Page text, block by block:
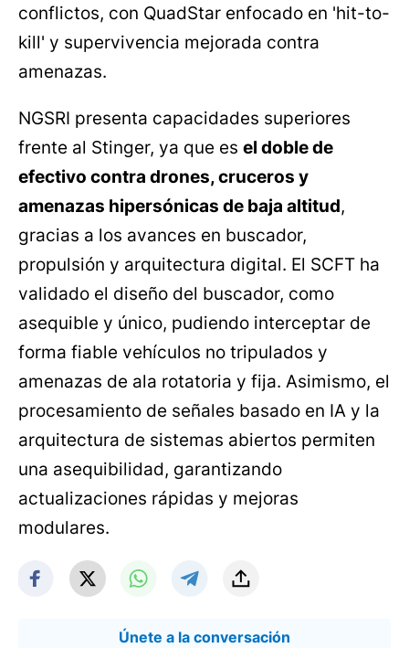
conflictos, con QuadStar enfocado en 'hit-to-
kill' y supervivencia mejorada contra
amenazas.
NGSRI presenta capacidades superiores
frente al Stinger, ya que es el doble de
efectivo contra drones, cruceros y
amenazas hipersónicas de baja altitud,
gracias a los avances en buscador,
propulsión y arquitectura digital. El SCFT ha
validado el diseño del buscador, como
asequible y único, pudiendo interceptar de
forma fiable vehículos no tripulados y
amenazas de ala rotatoria y fija. Asimismo, el
procesamiento de señales basado en IA y la
arquitectura de sistemas abiertos permiten
una asequibilidad, garantizando
actualizaciones rápidas y mejoras
modulares.
Únete a la conversación